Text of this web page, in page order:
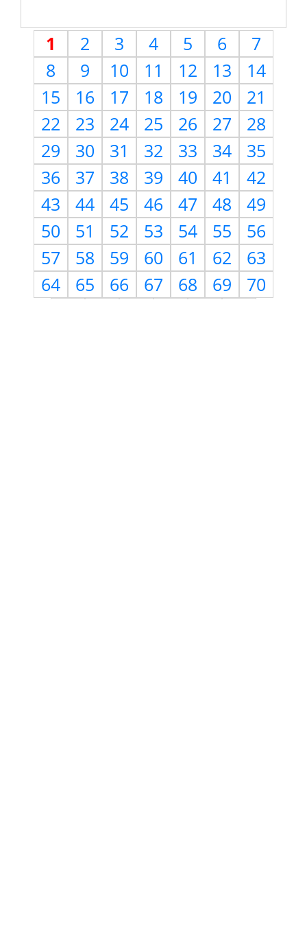
1 2 3 4 5 6
7
8
9 10 11 12 13
14
15
16 17 18 19 20
21
22
23 24 25 26 27
28
29
30 31 32 33 34
35
36
37 38 39 40 41
42
43
44 45 46 47 48
49
50
51 52 53 54 55
56
57
58 59 60 61 62
63
64
65 66 67 68 69
70